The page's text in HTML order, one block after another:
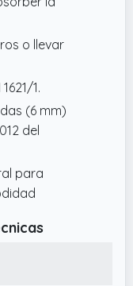
o llevar
1.
(6 mm)
del
para